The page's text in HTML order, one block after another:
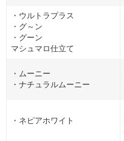
・ウルトラプラス
・グ～ン
・グーン
マシュマロ仕立て
・ムーニー
・ナチュラルムーニー
・ネピアホワイト